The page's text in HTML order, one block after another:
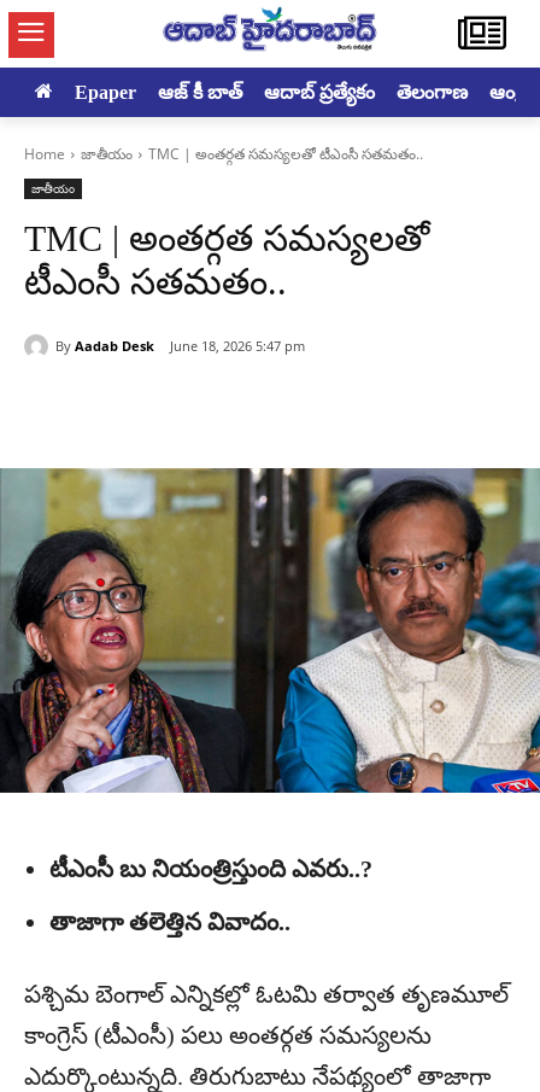
Epaper ఆజ్ కీ బాత్ ఆదాబ్ ప్రత్యేకం తెలంగాణ
Home జాతీయం TMC | అంతర్గత సమస్యలతో టీఎంసీ సతమతం..
జాతీయం
TMC | అంతర్గత సమస్యలతో
టీఎంసీ సతమతం..
By Aadab Desk June 18, 2026 5:47 pm
టీఎంసీ బు నియంత్రిస్తుంది ఎవరు..?
తాజాగా తలెత్తిన వివాదం..
పశ్చిమ బెంగాల్‌ ఎన్నికల్లో ఓటమి తర్వాత తృణమూల్‌
కాంగ్రెస్‌ (టీఎంసీ) పలు అంతర్గత సమస్యలను
ఎదుర్కొంటున్నది. తిరుగుబాటు నేపథ్యంలో తాజాగా